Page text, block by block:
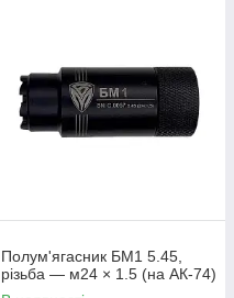
Полум'ягасник БМ1 5.45,
різьба — м24 × 1.5 (на АК-74)